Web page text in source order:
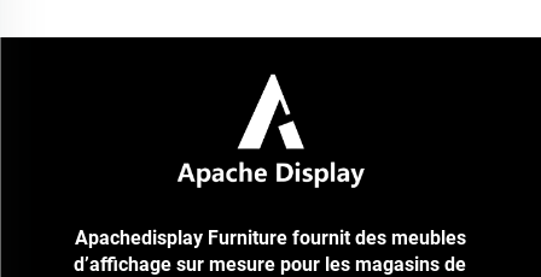
Apachedisplay Furniture fournit des meubles
d’affichage sur mesure pour les magasins de